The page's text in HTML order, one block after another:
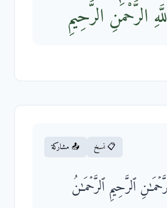
الرَّحْمَٰنِ الرَّحِيمِ
📋 نسخ 📤 مشاركة
ٱلرَّحِیمِ ٱلرَّحۡمَـٰنُ